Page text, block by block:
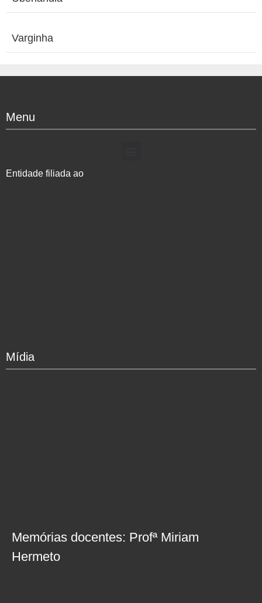
Varginha
Menu
Entidade filiada ao
Mídia
Memórias docentes: Profª Miriam
Hermeto